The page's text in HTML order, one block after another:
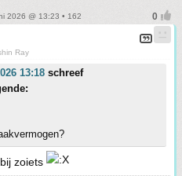
2026 @ 13:23 • 162
Ray
13:18 schreef
zoiets